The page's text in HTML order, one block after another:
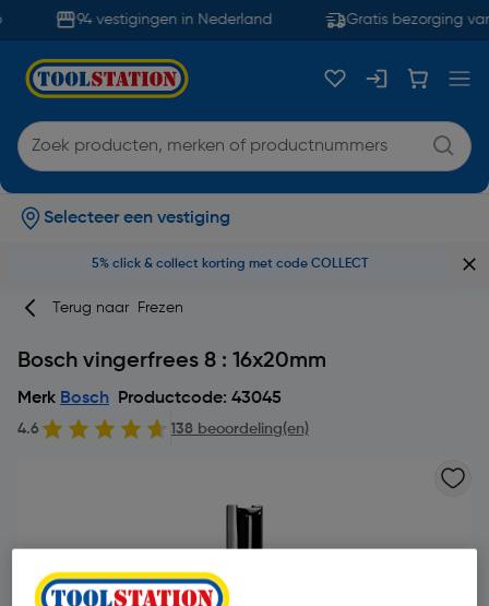
94 vestigingen in Nederland Gratis bezorging
Selecteer een vestiging
5% click & collect korting met code COLLECT
Terug naar Frezen
Bosch vingerfrees 8 : 16x20mm
Merk Bosch Productcode: 43045
4.6 138 beoordeling(en)